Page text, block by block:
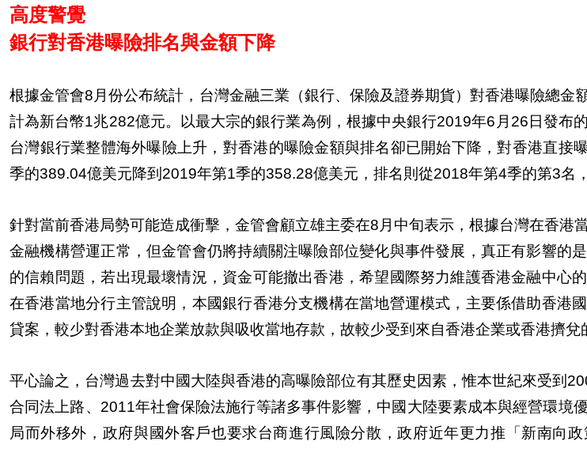
高度警覺
銀行對香港曝險排名與金額下降
根據金管會8月份公布統計，台灣金融三業（銀行、保險及證券期貨）對香港曝險總金
計為新台幣1兆282億元。以最大宗的銀行業為例，根據中央銀行2019年6月26日發布
台灣銀行業整體海外曝險上升，對香港的曝險金額與排名卻已開始下降，對香港直接
季的389.04億美元降到2019年第1季的358.28億美元，排名則從2018年第4季的第3名
針對當前香港局勢可能造成衝擊，金管會顧立雄主委在8月中旬表示，根據台灣在香港
金融機構營運正常，但金管會仍將持續關注曝險部位變化與事件發展，真正有影響的
的信賴問題，若出現最壞情況，資金可能撤出香港，希望國際努力維護香港金融中心
在香港當地分行主管說明，本國銀行香港分支機構在當地營運模式，主要係借助香港
貸案，較少對香港本地企業放款與吸收當地存款，故較少受到來自香港企業或香港擠兌
平心論之，台灣過去對中國大陸與香港的高曝險部位有其歷史因素，惟本世紀來受到
合同法上路、2011年社會保險法施行等諸多事件影響，中國大陸要素成本與經營環境
局而外移外，政府與國外客戶也要求台商進行風險分散，政府近年更力推「新南向